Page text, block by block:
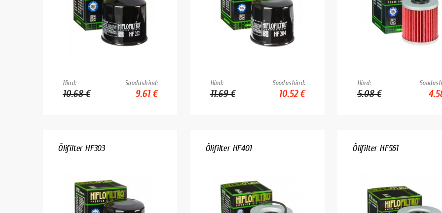
Hind:
10.68 €
Soodushind:
9.61 €
Hind:
11.69 €
Soodushind:
10.52 €
Hind:
5.08 €
Õlifilter HF303 Õlifilter HF401 Õlifilter HF561